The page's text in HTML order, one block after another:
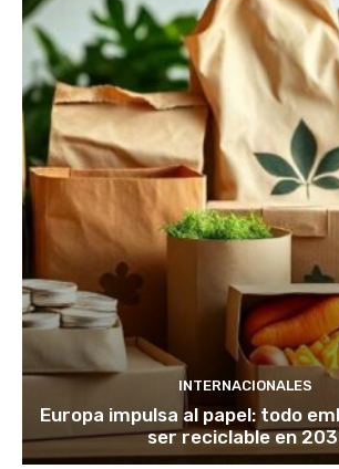
INTERNACIONALES
Europa impulsa al papel: todo
ser reciclable en